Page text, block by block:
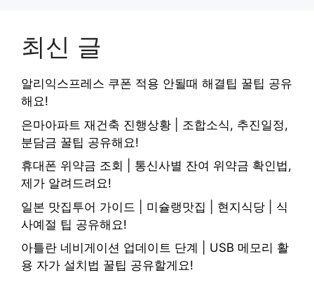
최신 글
알리익스프레스 쿠폰 적용 안될때 해결팁 꿀팁 공유
해요!
은마아파트 재건축 진행상황 | 조합소식, 추진일정,
분담금 꿀팁 공유해요!
휴대폰 위약금 조회 | 통신사별 잔여 위약금 확인법,
제가 알려드려요!
일본 맛집투어 가이드 | 미슐랭맛집 | 현지식당 | 식
사예절 팁 공유해요!
아틀란 네비게이션 업데이트 단계 | USB 메모리 활
용 자가 설치법 꿀팁 공유할게요!